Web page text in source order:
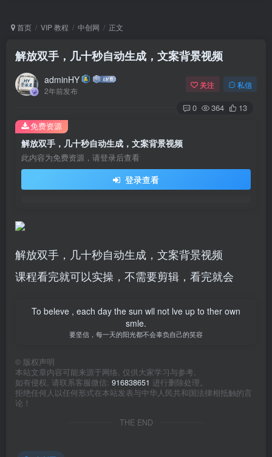
首页 VIP 教程 中创网 正文
解放双手，几十秒自动生成，文案背景视频
adminHY
2年前发布
关注 私信
0 364 13
解放双手，几十秒自动生成，文案背景视频
此内容为免费资源，请登录后查看
登录查看
免费资源
解放双手，几十秒自动生成，文案背景视频
课程看完就可以实操，不需要剪辑，看完就会
To beleve , each day the sun wll not lve up to ther own
smle.
要坚信，每一天的阳光都不会辜负自己的笑容
© 版权声明
本站文章内容可能来源于网络, 仅供大家学习与参考,
如有侵权, 请联系客服微信: 916838651 进行删除处理。
拒绝任何人以任何形式在本站发表与中华人民共和国法律相抵触的言
论！
THE END